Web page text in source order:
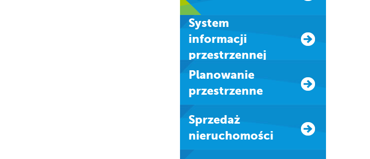
system
informacji
przestrzennej
Planowanie
przestrzenne
Sprzedaż
nieruchomości